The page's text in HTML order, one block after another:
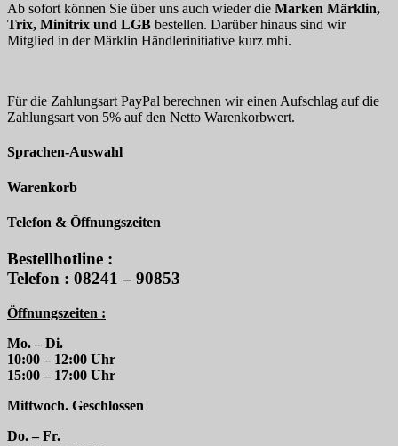
Ab sofort können Sie über uns auch wieder die Marken Märklin,
Trix, Minitrix und LGB bestellen. Darüber hinaus sind wir
Mitglied in der Märklin Händlerinitiative kurz mhi.
Für die Zahlungsart PayPal berechnen wir einen Aufschlag auf die
Zahlungsart von 5% auf den Netto Warenkorbwert.
Sprachen-Auswahl
Warenkorb
Telefon & Öffnungszeiten
Bestellhotline :
Telefon : 08241 – 90853
Öffnungszeiten :
Mo. – Di.
10:00 – 12:00 Uhr
15:00 – 17:00 Uhr
Mittwoch. Geschlossen
Do. – Fr.